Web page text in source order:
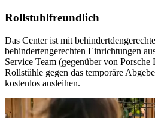
Rollstuhlfreundlich
Das Center ist mit
behindertengerechten Einrichtungen
Service Team (gegenüber von
Rollstühle gegen das temporäre
kostenlos ausleihen.